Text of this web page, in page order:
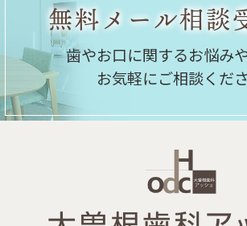
無料メール相談
歯やお口に関するお悩み
お気軽にご相談くだ